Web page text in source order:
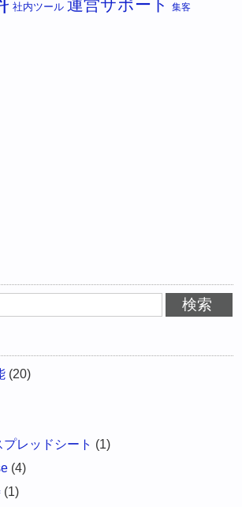
社内ツール 運営サポート 集客
(20)
レッドシート (1)
(4)
(1)